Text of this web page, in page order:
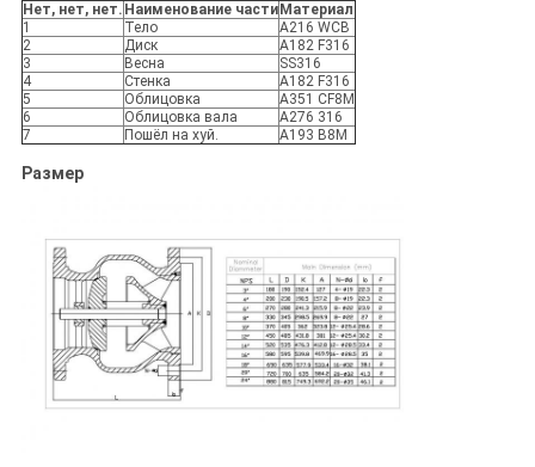
Нет, нет, нет. Наименование части Материал
1
Тело
A216 WCB
2
Диск
A182 F316
3
Весна
SS316
4
Стенка
A182 F316
5
Облицовка
A351 CF8M
6
Облицовка вала
A276 316
7
Пошёл на хуй. A193 B8M
Размер